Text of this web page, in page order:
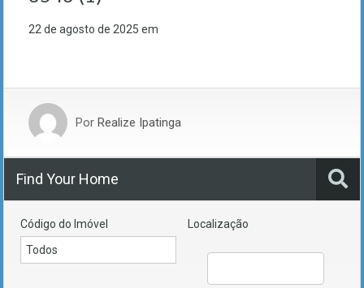
22 de agosto de 2025 em
Por Realize Ipatinga
Find Your Home
Código do Imóvel Localização